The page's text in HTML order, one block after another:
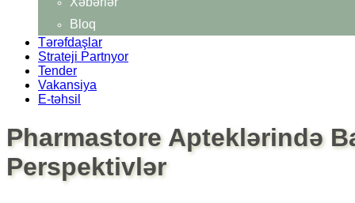
Bloq
Tərəfdaşlar
Strateji Partnyor
Tender
Vakansiya
E-təhsil
Pharmastore Apteklərində
Perspektivlər